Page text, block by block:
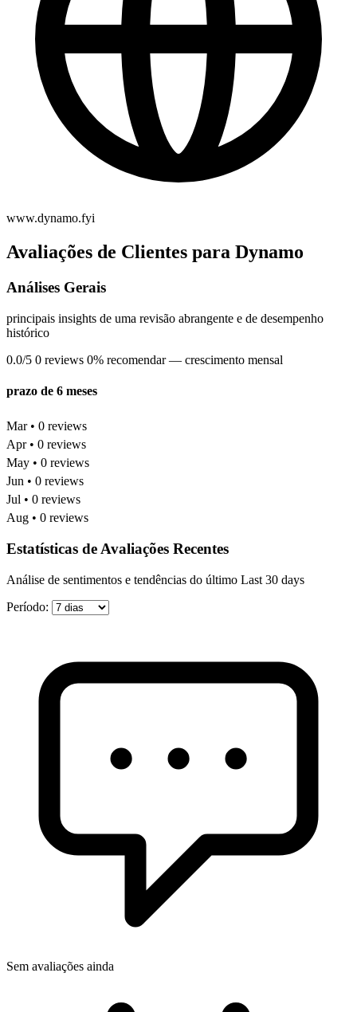
www.dynamo.fyi
Avaliações de Clientes para Dynamo
Análises Gerais
principais insights de uma revisão abrangente e de desempenho
histórico
0.0/5 0 reviews 0% recomendar — crescimento mensal
prazo de 6 meses
Mar • 0 reviews
Apr • 0 reviews
May • 0 reviews
Jun • 0 reviews
Jul • 0 reviews
Aug • 0 reviews
Estatísticas de Avaliações Recentes
Análise de sentimentos e tendências do último Last 30 days
Período:
Sem avaliações ainda